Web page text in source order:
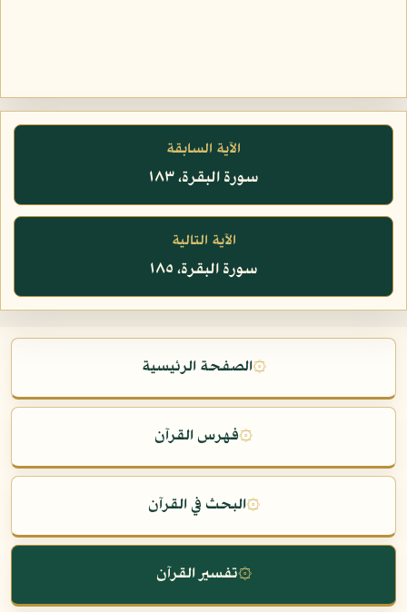
الآية السابقة
سورة البقرة، ١٨٣
الآية التالية
سورة البقرة، ١٨٥
۞الصفحة الرئيسية
۞فهرس القرآن
۞البحث في القرآن
۞تفسير القرآن